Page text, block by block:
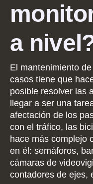
a
El mantenimiento
casos tiene que
posible resolver las
llegar a ser una
afectación de los
con el tráfico, las
hace más complejo
en él: semáforos,
cámaras de
contadores de ejes,